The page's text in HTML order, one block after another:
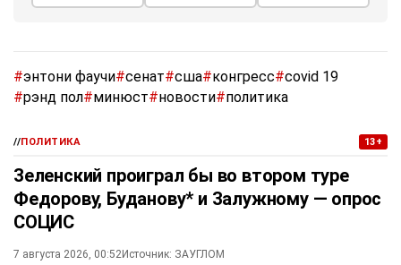
#энтони фаучи#сенат#сша#конгресс#covid 19
#рэнд пол#минюст#новости#политика
//ПОЛИТИКА 13+
Зеленский проиграл бы во втором туре
Федорову, Буданову* и Залужному — опрос
СОЦИС
7 августа 2026, 00:52Источник: ЗАУГЛОМ